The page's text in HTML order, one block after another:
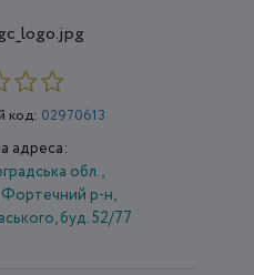
код: 02970613
адреса:
обл.,
р-н,
буд. 52/77